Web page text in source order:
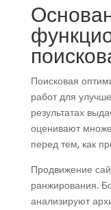
Поисковая
работ для
результатах
оценивают
перед тем, как
Продвижение
ранжирования.
анализируют